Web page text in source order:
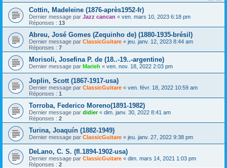
Cottin, Madeleine (1876-après1952-fr)
Dernier message par Jazz cancan « ven. mars 10, 2023 6:18 pm
Réponses : 13
Abreu, José Gomes (Zequinho de) (1880-1935-brésil)
Dernier message par ClassicGuitare « jeu. janv. 12, 2023 8:44 am
Réponses : 7
Morisoli, Josefina P. de (18..-19..-argentine)
Dernier message par Marieh « ven. nov. 18, 2022 2:03 pm
Joplin, Scott (1867-1917-usa)
Dernier message par ClassicGuitare « ven. févr. 18, 2022 10:59 am
Réponses : 1
Torroba, Federico Moreno(1891-1982)
Dernier message par didier« dim. janv. 30, 2022 8:41 am
Réponses : 2
Turina, Joaquín (1882-1949)
Dernier message par ClassicGuitare « jeu. janv. 27, 2022 9:38 pm
DeLano, C. S. (fl.1894-1902-usa)
Dernier message par ClassicGuitare « dim. mars 14, 2021 1:03 pm
Réponses : 2